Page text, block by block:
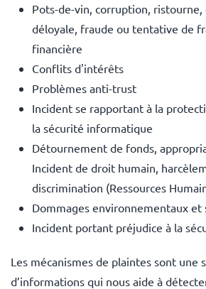
Pots-de-vin, corruption, ristourne,
déloyale, fraude ou tentative de
financière
Conflits d'intérêts
Problèmes anti-trust
Incident se rapportant à la
la sécurité informatique
Détournement de fonds,
Incident de droit humain,
discrimination (Ressources
Dommages environnementaux et
Incident portant préjudice à la
Les mécanismes de plaintes sont une
d’informations qui nous aide à